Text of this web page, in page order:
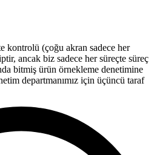
kontrolü (çoğu akran sadece her
ancak biz sadece her süreçte süreç
bitmiş ürün örnekleme denetimine
departmanımız için üçüncü taraf